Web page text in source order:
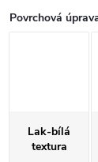
Povrchová
Lak-bílá
textura